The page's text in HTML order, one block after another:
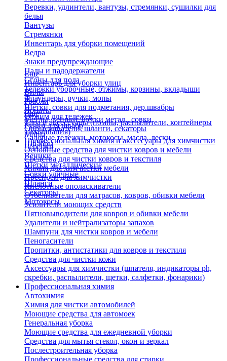
Веревки, удлинтели, вантузы, стремянки, сушилки для
белья
Вантузы
Стремянки
Инвентарь для уборки помещений
Ведра
Знаки предупреждающие
Пады и падодержатели
Сгоны для пола
Тележки уборочные, отжимы, корзины, вкладыши
Флаундеры, ручки, мопы
Щетки, совки для подметания, дер.швабры
Отжим для тележек
Ручки для швабр
Мопы
Швабры
Еще
Инвентарь для уборки улиц
Вилы
Грабли
Лопаты
Метлы, веники, щетки метал., совки
Опрыскиватели, шланги, секаторы
Садовые тележки, мотокосы, масла, лески
Черенки
Веники
Щетки металлические
Совки уличные
Шланги
Секаторы
Мотокосы
Еще
Тара и аксессуары (помпы, распылители, контейнеры
замачивания)
Профессиональная химия и акссесуары для химчистки
Основные средства для чистки ковров и мебели
Средства для чистки ковров и текстиля
Химия для химчистки мебели
Преспреи для химчистки
Кислотные ополаскиватели
Отбеливатели для матрасов, ковров, обивки мебели
Усилители моющих средств
Пятновыводители для ковров и обивки мебели
Удалители и нейтрализаторы запахов
Шампуни для чистки ковров и мебели
Пеногасители
Пропитки, антистатики для ковров и текстиля
Средства для чистки кожи
Аксессуары для химчистки (шпателя, индикаторы ph,
скребки, распылители, щетки, салфетки, фонарики)
Профессиональная химия
Автохимия
Химия для чистки автомобилей
Моющие средства для автомоек
Генеральная уборка
Моющие средства для ежедневной уборки
Средства для мытья стекол, окон и зеркал
Послестроительная уборка
Профессиональные средства для стирки